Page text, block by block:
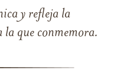
y refleja la
la que conmemora.